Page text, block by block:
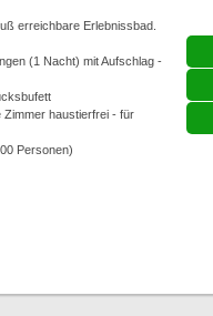
erreichbare Erlebnissbad.
(1 Nacht) mit Aufschlag -
haustierfrei - für
Personen)